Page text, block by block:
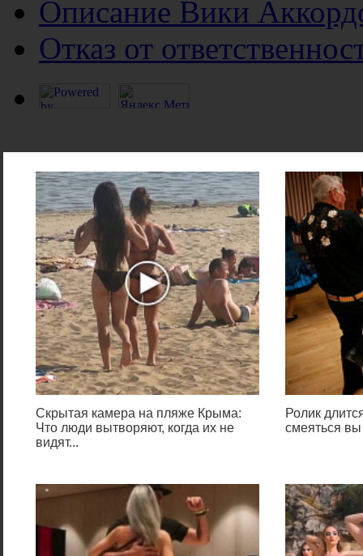
Скрытая камера на пляже Крыма:
Что люди вытворяют, когда их не
видят...
Ролик
смеяться вы
Описание Вики
Отказ от